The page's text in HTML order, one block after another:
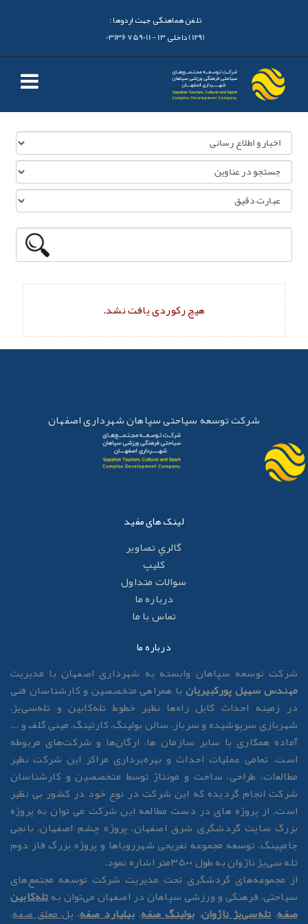
تلفن هماهنگی جهت اردوها :
هیچ رکوردی یافت نشد.
شرکت توسعه سیاحتی سپاهان شهرداری اصفهان
لینک های مفید
گالري تصاوير
کليپ
سوالات متداول
درباره ما
تماس با ما
درباره ما
شرکت توسعه سپاهان وابسته به شهرداری اصفهان با مدیریت
مهندس سهیل پورکبیریانبا همراهی متخصصین و کارشناسان فنی
در زمینه احداث کابل راه‌ها نظیر خطوط تله‌کابین و تله‌سی‌یژ،
شهربازی سرپوشیده و سرباز، سالن بولینگ، کارتینگ، مینی گلف و ...
آماده همکاری با سایر سازمان ها، ارگان‌ها و شرکت‌های مربوطه
است. تمامی عملیات احداث و بهره‌برداری مراکز این شرکت نظیر
مطالعات، طراحی، ساخت و مونتاژ توسط متخصصین و کارشناسان
شرکت انجام گردیده که این شرکت در نوع خود در کشور بی نظیر
است. از پروژه های در دست مطالعه این شرکت می توان به پروژه
بزرگ سایت گردشگری شرق اصفهان، پروژه چشم اصفهان، بانجی
جامپینگ، توسعه مجموعه تفریحی شهررویاها و پروژه بزرگ فاز دوم
تله سی‌یژ ناژوان به طول ۳۵۰۰متر اشاره نمود.
از مجموعه‌های گردشگری تحت مدیریت شرکت توسعه مجتمع‌های
سیاحتی، فرهنگی و ورزشی سپاهان در اصفهان می‌توان بهتله‌کابین
،تله‌سی‌یژ ناژوان،بولینگ صفه،بیلیارد صفه،پل معلق صفه،